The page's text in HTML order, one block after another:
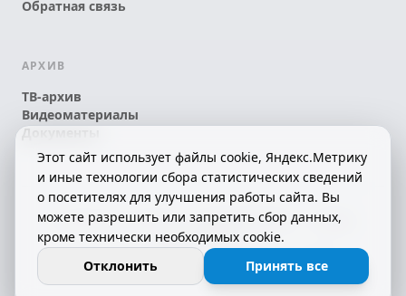
Обратная связь
АРХИВ
ТВ-архив
Видеоматериалы
Документы
© 2026 АО «КРТК» • КОМИ ЙÖЗЛЫ — КОМИ
ТЕЛЕКАНАЛ!
СДЕЛАНО С ЛЮБОВЬЮ К РЕСПУБЛИКЕ КОМИ
16+
Этот сайт использует файлы cookie, Яндекс.Метрику
и иные технологии сбора статистических сведений
о посетителях для улучшения работы сайта. Вы
можете разрешить или запретить сбор данных,
кроме технически необходимых cookie.
Отклонить
Принять все